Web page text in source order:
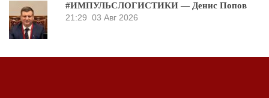
#ИМПУЛЬСЛОГИСТИКИ — Денис Попов
21:29 03 Авг 2026